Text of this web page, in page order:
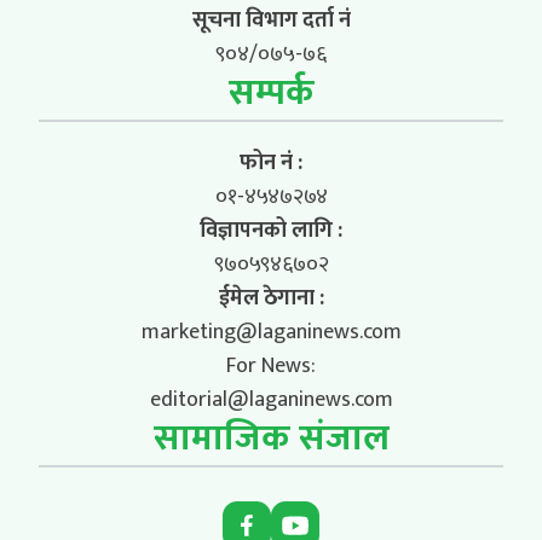
सूचना विभाग दर्ता नं
९०४/०७५-७६
सम्पर्क
फोन नं :
०१-४५४७२७४
विज्ञापनको लागि :
९७०५९४६७०२
ईमेल ठेगाना :
marketing@laganinews.com
For News:
editorial@laganinews.com
सामाजिक संजाल